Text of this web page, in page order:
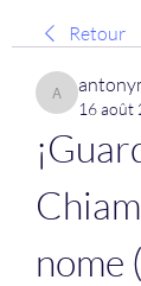
Retour
antonym816 août
nome